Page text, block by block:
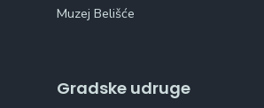
Muzej Belišće
Gradske udruge